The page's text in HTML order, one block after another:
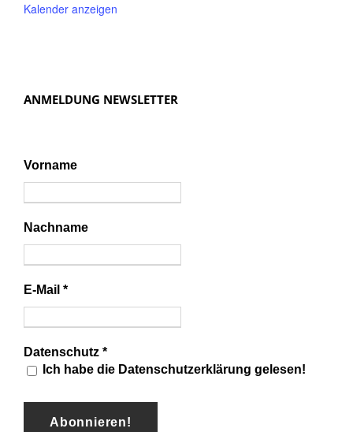
Kalender anzeigen
ANMELDUNG NEWSLETTER
Vorname
Nachname
E-Mail *
Datenschutz *
Ich habe die Datenschutzerklärung gelesen!